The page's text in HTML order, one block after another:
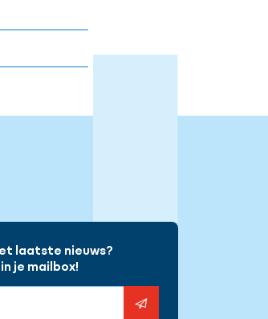
laatste nieuws?
je mailbox!